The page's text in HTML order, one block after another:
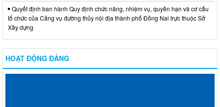
Quyết định ban hành Quy định chức năng, nhiệm vụ, quyền hạn và cơ cấu
tổ chức của Cảng vụ đường thủy nội địa thành phố Đồng Nai trực thuộc Sở
Xây dựng
HOẠT ĐỘNG ĐẢNG